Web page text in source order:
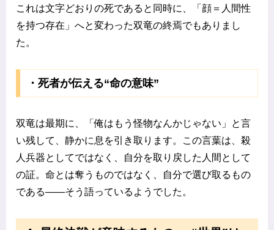
これは文字どおりの死であると同時に、「顔＝人間性
を持つ存在」へと変わった双竜の終焉でもありまし
た。
・死者が伝える“命の意味”
双竜は最期に、「俺はもう怪物なんかじゃない」と言
い残して、静かに息を引き取ります。この言葉は、殺
人兵器としてではなく、自分を取り戻した人間として
の証。命とは奪うものではなく、自分で選び取るもの
である――そう語っているようでした。